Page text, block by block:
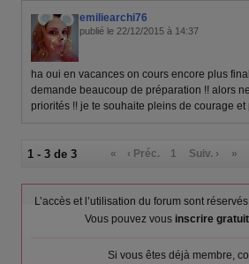
emiliearchi76
publié le 22/12/2015 à 14:37
ha oui en vacances on cours encore plus
demande beaucoup de préparation !! alors
priorités !! je te souhaite pleins de courage
1 - 3 de 3 « ‹ Préc. 1 Suiv. › »
L’accès et l’utilisation du forum sont
Vous pouvez vous inscrire
Si vous êtes déjà membre,